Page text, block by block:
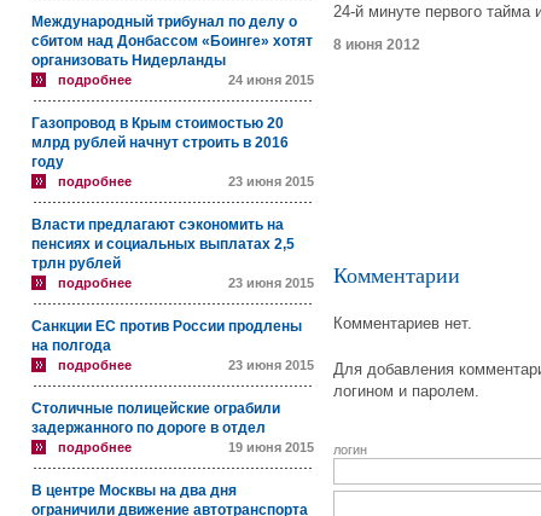
Международный трибунал по делу о
сбитом над Донбассом «Боинге» хотят
организовать Нидерланды
подробнее 24 июня 2015
Газопровод в Крым стоимостью 20
млрд рублей начнут строить в 2016
году
подробнее 23 июня 2015
Власти предлагают сэкономить на
пенсиях и социальных выплатах 2,5
трлн рублей
подробнее 23 июня 2015
Санкции ЕС против России продлены
на полгода
подробнее 23 июня 2015
Столичные полицейские ограбили
задержанного по дороге в отдел
подробнее 19 июня 2015
В центре Москвы на два дня
ограничили движение автотранспорта
24-й минуте первого тайма
8 июня 2012
Комментарии
Комментариев нет.
Для добавления
логином и паролем.
логин